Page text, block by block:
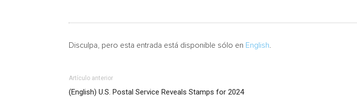
Disculpa, pero esta entrada está disponible sólo en English
Artículo anterior
(English) U.S. Postal Service Reveals Stamps for 2024